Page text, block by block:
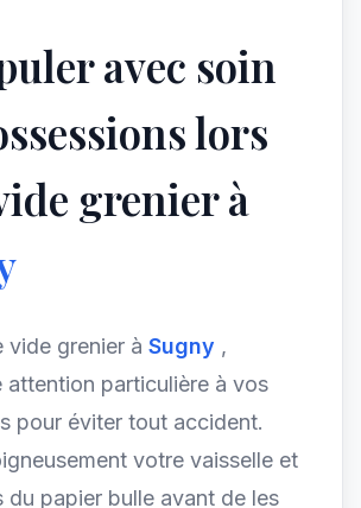
avec soin
lors
grenier à
vide grenier à Sugny ,
attention particulière à vos
pour éviter tout accident.
votre vaisselle et
du papier bulle avant de les